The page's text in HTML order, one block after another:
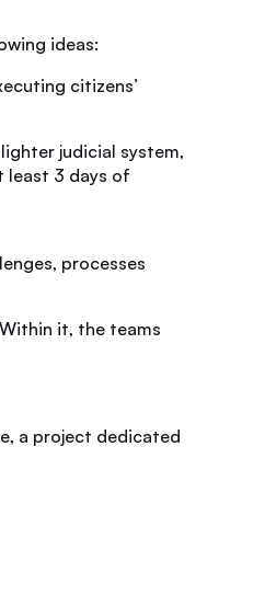
ideas:
citizens’
judicial system,
least 3 days of
processes
it, the teams
a project dedicated